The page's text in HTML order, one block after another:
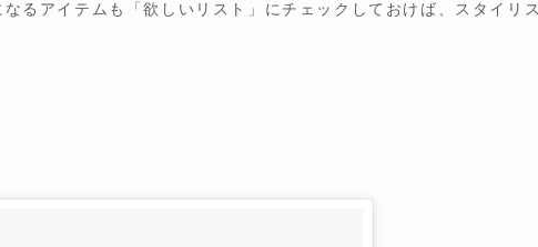
るアイテムも「欲しいリスト」にチェックしておけば、スタイリ